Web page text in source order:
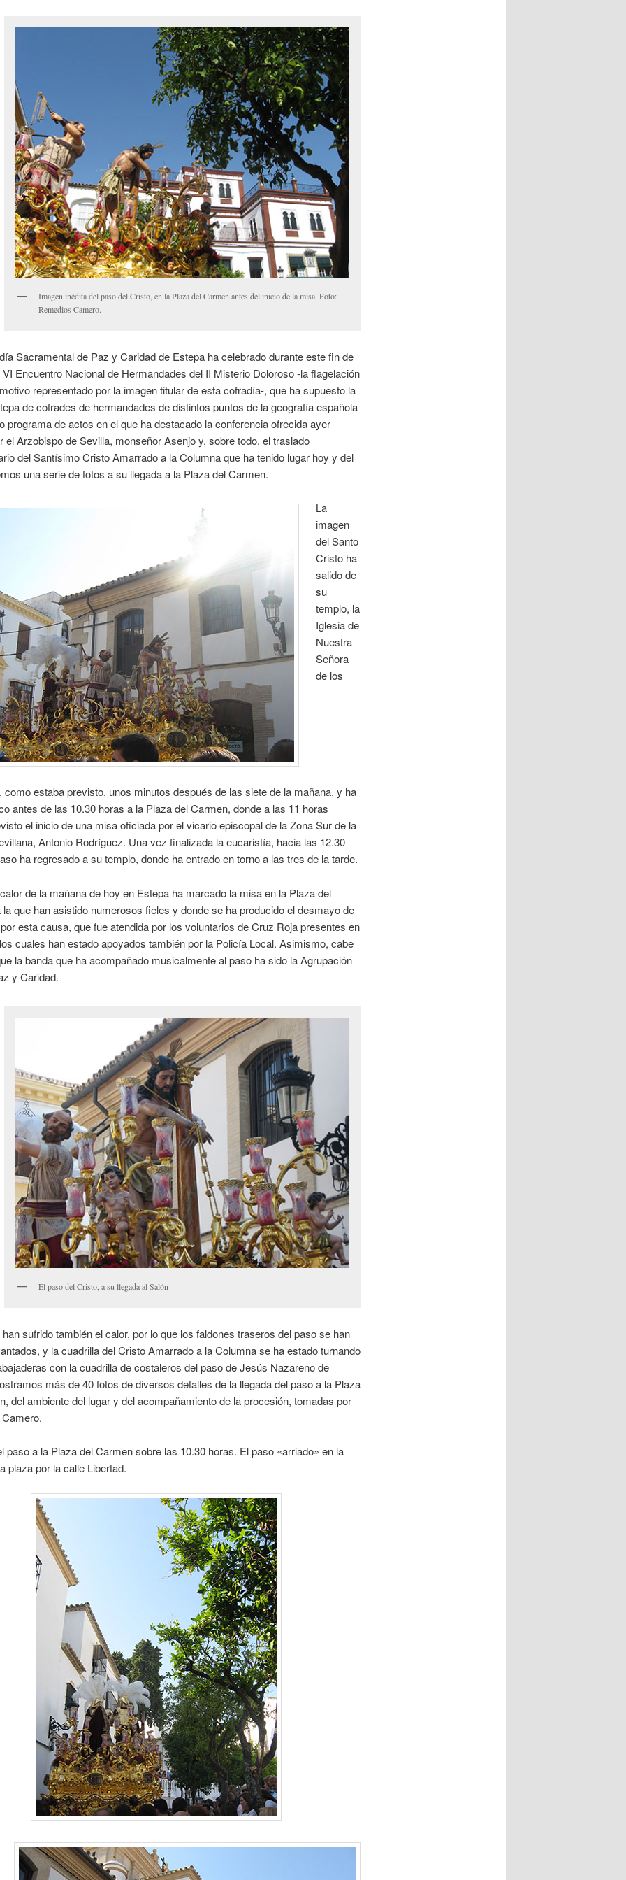
Imagen inédita del paso del Cristo, en la Plaza del Carmen antes del inicio de la misa. Foto:
Remedios Camero.
Sacramental de Paz y Caridad de Estepa ha celebrado durante este fin de
Encuentro Nacional de Hermandades del II Misterio Doloroso -la flagelación
representado por la imagen titular de esta cofradía-, que ha supuesto la
de cofrades de hermandades de distintos puntos de la geografía española
programa de actos en el que ha destacado la conferencia ofrecida ayer
el Arzobispo de Sevilla, monseñor Asenjo y, sobre todo, el traslado
del Santísimo Cristo Amarrado a la Columna que ha tenido lugar hoy y del
una serie de fotos a su llegada a la Plaza del Carmen.
La
imagen
del Santo
Cristo ha
salido de
su
templo, la
Iglesia de
Nuestra
Señora
de los
como estaba previsto, unos minutos después de las siete de la mañana, y ha
antes de las 10.30 horas a la Plaza del Carmen, donde a las 11 horas
el inicio de una misa oficiada por el vicario episcopal de la Zona Sur de la
Antonio Rodríguez. Una vez finalizada la eucaristía, hacia las 12.30
ha regresado a su templo, donde ha entrado en torno a las tres de la tarde.
de la mañana de hoy en Estepa ha marcado la misa en la Plaza del
que han asistido numerosos fieles y donde se ha producido el desmayo de
esta causa, que fue atendida por los voluntarios de Cruz Roja presentes en
cuales han estado apoyados también por la Policía Local. Asimismo, cabe
la banda que ha acompañado musicalmente al paso ha sido la Agrupación
y Caridad.
El paso del Cristo, a su llegada al Salón
sufrido también el calor, por lo que los faldones traseros del paso se han
y la cuadrilla del Cristo Amarrado a la Columna se ha estado turnando
con la cuadrilla de costaleros del paso de Jesús Nazareno de
más de 40 fotos de diversos detalles de la llegada del paso a la Plaza
del ambiente del lugar y del acompañamiento de la procesión, tomadas por
paso a la Plaza del Carmen sobre las 10.30 horas. El paso «arriado» en la
plaza por la calle Libertad.